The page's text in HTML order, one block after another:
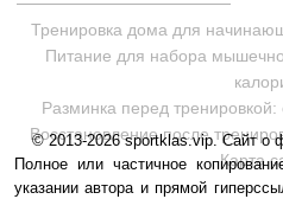
Тренировка дома для
Питание для набора
Разминка перед
Восстановление после
Карта
© 2013-2026 sportklas.vip. Сайт о
Полное или частичное
указании автора и прямой